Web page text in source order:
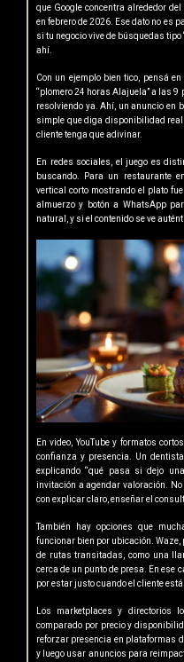
que Google concentra alrededor
en febrero de 2026. Ese dato no es
si tu negocio vive de búsquedas tipo
ahí.
Con un ejemplo bien tico, pensá
“plomero 24 horas Alajuela” a las 9
resolviendo ya. Ahí, un anuncio en
simple que diga disponibilidad real
cliente tenga que adivinar.
En redes sociales, el juego es
buscando. Para un restaurante
vertical corto mostrando el plato
almuerzo y botón a WhatsApp
natural, y si el contenido se ve
En video, YouTube y formatos
confianza y presencia. Un
explicando “qué pasa si dejo
invitación a agendar valoración.
con explicar claro, enseñar el
También hay opciones que
funcionar bien por ubicación. Waze,
de rutas transitadas, como una
cerca de un punto de presa. En ese
por estar justo cuando el cliente
Los marketplaces y directorios
comparado por precio y
reforzar presencia en plataformas
y luego usar anuncios para